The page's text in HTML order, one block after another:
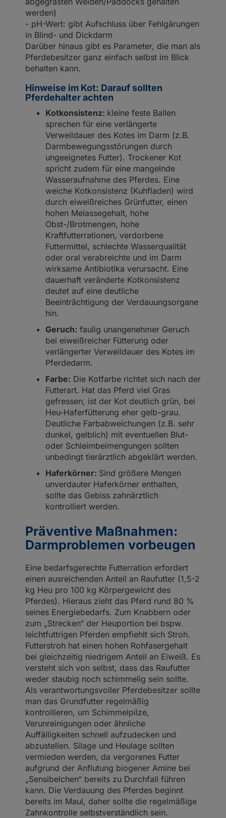
werden)
- pH-Wert: gibt Aufschluss über Fehlgärungen
in Blind- und Dickdarm
Darüber hinaus gibt es Parameter, die man als
Pferdebesitzer ganz einfach selbst im Blick
behalten kann.
Hinweise im Kot: Darauf sollten
Pferdehalter achten
Kotkonsistenz: kleine feste Ballen
sprechen für eine verlängerte
Verweildauer des Kotes im Darm (z.B.
Darmbewegungsstörungen durch
ungeeignetes Futter). Trockener Kot
spricht zudem für eine mangelnde
Wasseraufnahme des Pferdes. Eine
weiche Kotkonsistenz (Kuhfladen) wird
durch eiweißreiches Grünfutter, einen
hohen Melassegehalt, hohe
Obst-/Brotmengen, hohe
Kraftfutterrationen, verdorbene
Futtermittel, schlechte Wasserqualität
oder oral verabreichte und im Darm
wirksame Antibiotika verursacht. Eine
dauerhaft veränderte Kotkonsistenz
deutet auf eine deutliche
Beeinträchtigung der Verdauungsorgane
hin.
Geruch: faulig unangenehmer Geruch
bei eiweißreicher Fütterung oder
verlängerter Verweildauer des Kotes im
Pferdedarm.
Farbe: Die Kotfarbe richtet sich nach der
Futterart. Hat das Pferd viel Gras
gefressen, ist der Kot deutlich grün, bei
Heu-Haferfütterung eher gelb-grau.
Deutliche Farbabweichungen (z.B. sehr
dunkel, gelblich) mit eventuellen Blut-
oder Schleimbeimengungen sollten
unbedingt tierärztlich abgeklärt werden.
Haferkörner: Sind größere Mengen
unverdauter Haferkörner enthalten,
sollte das Gebiss zahnärztlich
kontrolliert werden.
Präventive Maßnahmen:
Darmproblemen vorbeugen
Eine bedarfsgerechte Futterration erfordert
einen ausreichenden Anteil an Raufutter (1,5-2
kg Heu pro 100 kg Körpergewicht des
Pferdes). Hieraus zieht das Pferd rund 80 %
seines Energiebedarfs. Zum Knabbern oder
zum „Strecken“ der Heuportion bei bspw.
leichtfuttrigen Pferden empfiehlt sich Stroh.
Futterstroh hat einen hohen Rohfasergehalt
bei gleichzeitig niedrigem Anteil an Eiweiß. Es
versteht sich von selbst, dass das Raufutter
weder staubig noch schimmelig sein sollte.
Als verantwortungsvoller Pferdebesitzer sollte
man das Grundfutter regelmäßig
kontrollieren, um Schimmelpilze,
Verunreinigungen oder ähnliche
Auffälligkeiten schnell aufzudecken und
abzustellen. Silage und Heulage sollten
vermieden werden, da vergorenes Futter
aufgrund der Anflutung biogener Amine bei
„Sensibelchen“ bereits zu Durchfall führen
kann. Die Verdauung des Pferdes beginnt
bereits im Maul, daher sollte die regelmäßige
Zahnkontrolle selbstverständlich sein.